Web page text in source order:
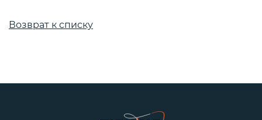
Возврат к списку